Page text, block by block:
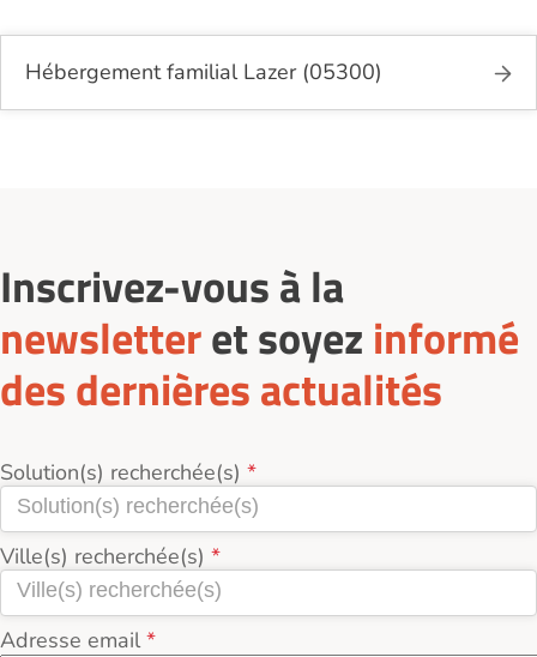
Hébergement familial Lazer (05300)
Inscrivez-vous à la
newsletteret soyez informé
des dernières actualités
Solution(s) recherchée(s)
Ville(s) recherchée(s)
Adresse email